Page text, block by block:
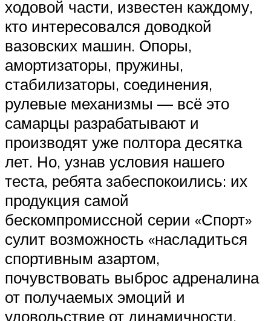
ходовой части, известен каждому,
кто интересовался доводкой
вазовских машин. Опоры,
амортизаторы, пружины,
стабилизаторы, соединения,
рулевые механизмы — всё это
самарцы разрабатывают и
производят уже полтора десятка
лет. Но, узнав условия нашего
теста, ребята забеспокоились: их
продукция самой
бескомпромиссной серии «Спорт»
сулит возможность «насладиться
спортивным азартом,
почувствовать выброс адреналина
от получаемых эмоций и
удовольствие от динамичности,